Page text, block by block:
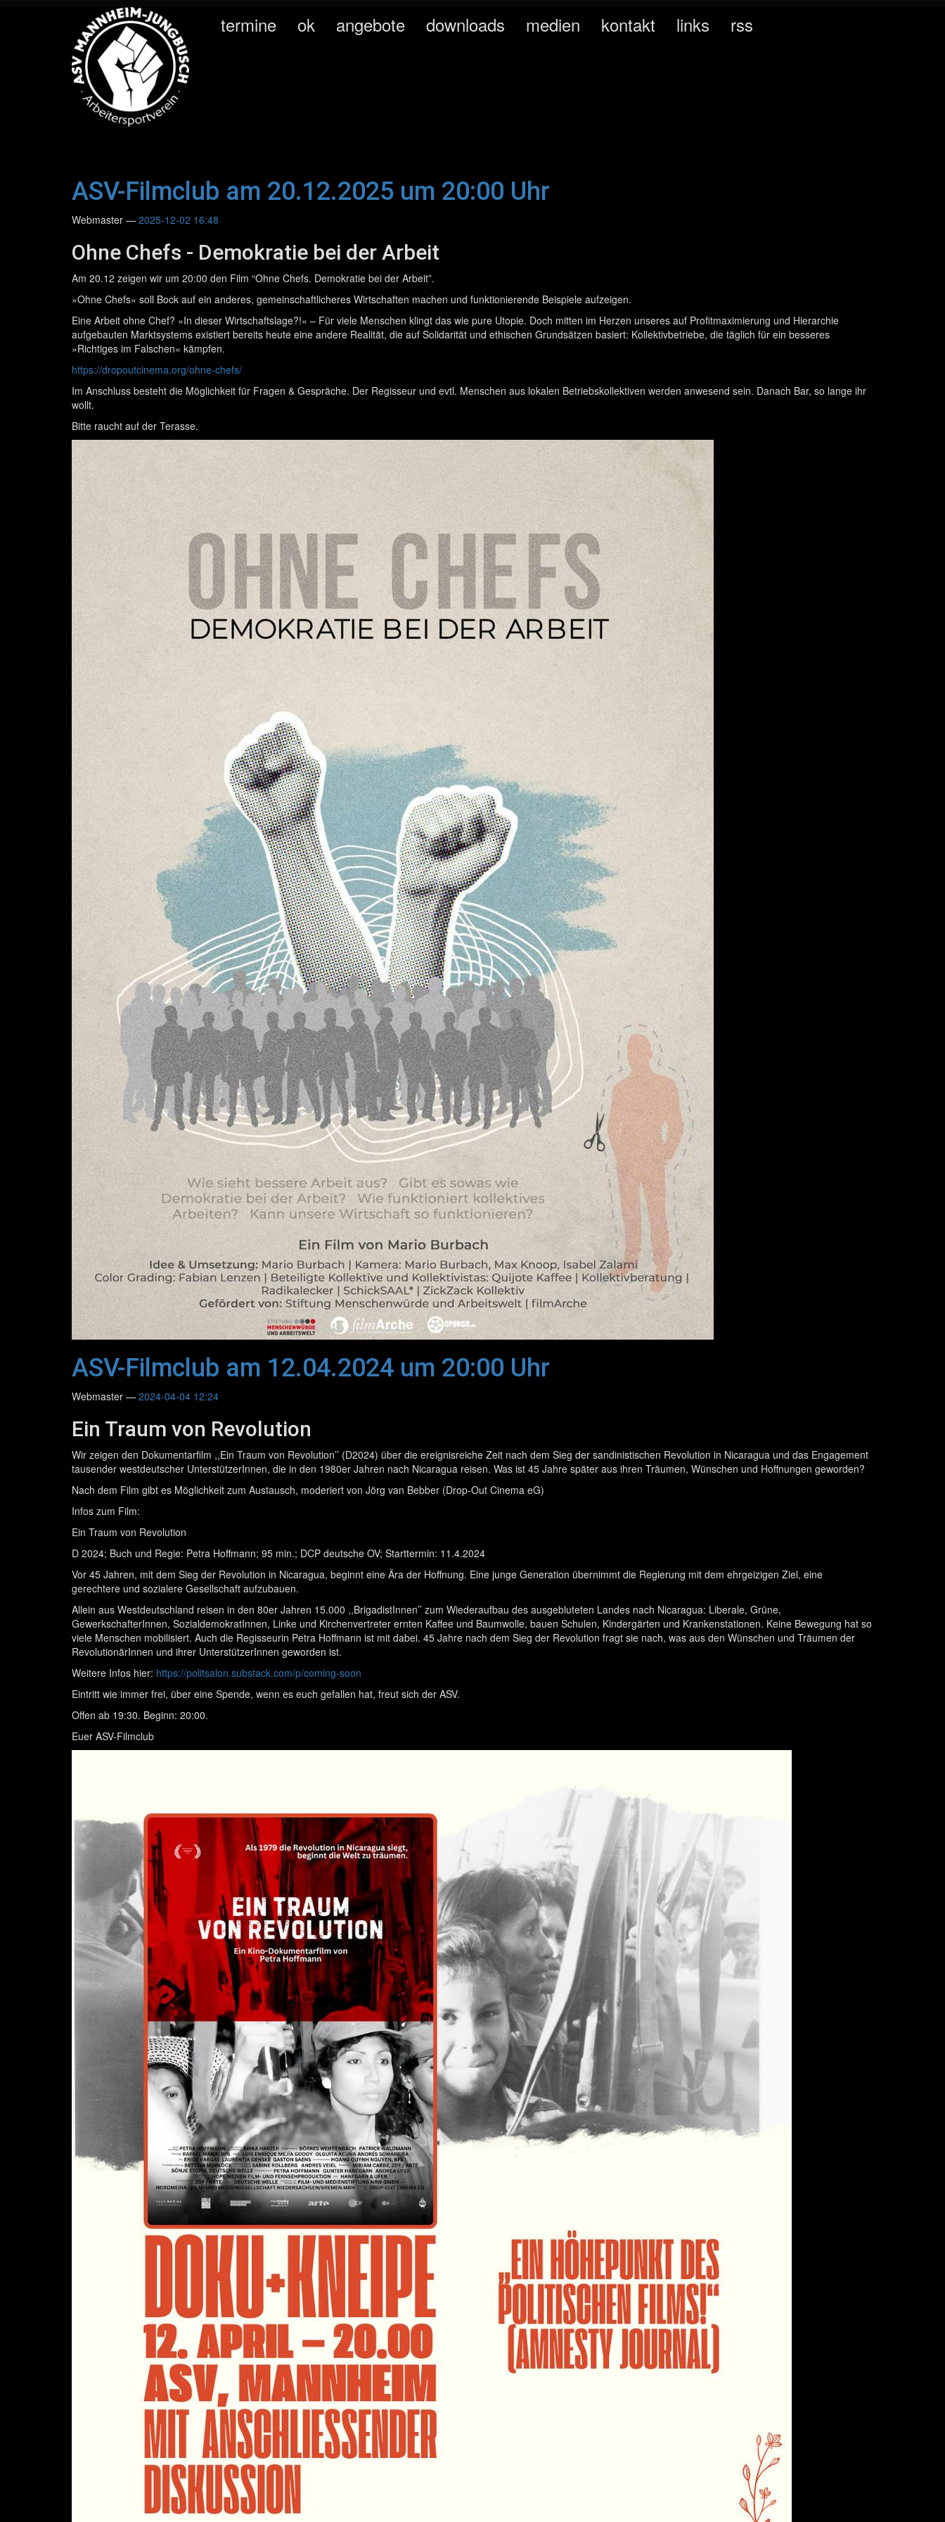
termine ok angebote downloads medien kontakt links rss
ASV-Filmclub am 20.12.2025 um 20:00 Uhr
Webmaster 2025-12-02 16:48
Ohne Chefs - Demokratie bei der Arbeit
Am 20.12 zeigen wir um 20:00 den Film “Ohne Chefs. Demokratie bei der Arbeit”.
»Ohne Chefs« soll Bock auf ein anderes, gemeinschaftlicheres Wirtschaften machen und funktionierende Beispiele aufzeigen.
Eine Arbeit ohne Chef? »In dieser Wirtschaftslage?!« – Für viele Menschen klingt das wie pure Utopie. Doch mitten im Herzen unseres auf Profitmaximierung und Hierarchie
aufgebauten Marktsystems existiert bereits heute eine andere Realität, die auf Solidarität und ethischen Grundsätzen basiert: Kollektivbetriebe, die täglich für ein besseres
»Richtiges im Falschen« kämpfen.
https://dropoutcinema.org/ohne-chefs/
Im Anschluss besteht die Möglichkeit für Fragen & Gespräche. Der Regisseur und evtl. Menschen aus lokalen Betriebskollektiven werden anwesend sein. Danach Bar, so lange ihr
wollt.
Bitte raucht auf der Terasse.
ASV-Filmclub am 12.04.2024 um 20:00 Uhr
Webmaster 2024-04-04 12:24
Ein Traum von Revolution
Wir zeigen den Dokumentarfilm ,,Ein Traum von Revolution’’ (D2024) über die ereignisreiche Zeit nach dem Sieg der sandinistischen Revolution in Nicaragua und das Engagement
tausender westdeutscher UnterstützerInnen, die in den 1980er Jahren nach Nicaragua reisen. Was ist 45 Jahre später aus ihren Träumen, Wünschen und Hoffnungen geworden?
Nach dem Film gibt es Möglichkeit zum Austausch, moderiert von Jörg van Bebber (Drop-Out Cinema eG)
Infos zum Film:
Ein Traum von Revolution
D 2024; Buch und Regie: Petra Hoffmann; 95 min.; DCP deutsche OV; Starttermin: 11.4.2024
Vor 45 Jahren, mit dem Sieg der Revolution in Nicaragua, beginnt eine Ära der Hoffnung. Eine junge Generation übernimmt die Regierung mit dem ehrgeizigen Ziel, eine
gerechtere und sozialere Gesellschaft aufzubauen.
Allein aus Westdeutschland reisen in den 80er Jahren 15.000 ,,BrigadistInnen’’ zum Wiederaufbau des ausgebluteten Landes nach Nicaragua: Liberale, Grüne,
GewerkschafterInnen, SozialdemokratInnen, Linke und Kirchenvertreter ernten Kaffee und Baumwolle, bauen Schulen, Kindergärten und Krankenstationen. Keine Bewegung hat so
viele Menschen mobilisiert. Auch die Regisseurin Petra Hoffmann ist mit dabei. 45 Jahre nach dem Sieg der Revolution fragt sie nach, was aus den Wünschen und Träumen der
RevolutionärInnen und ihrer UnterstützerInnen geworden ist.
Weitere Infos hier: https://politsalon.substack.com/p/coming-soon
Eintritt wie immer frei, über eine Spende, wenn es euch gefallen hat, freut sich der ASV.
Offen ab 19:30. Beginn: 20:00.
Euer ASV-Filmclub